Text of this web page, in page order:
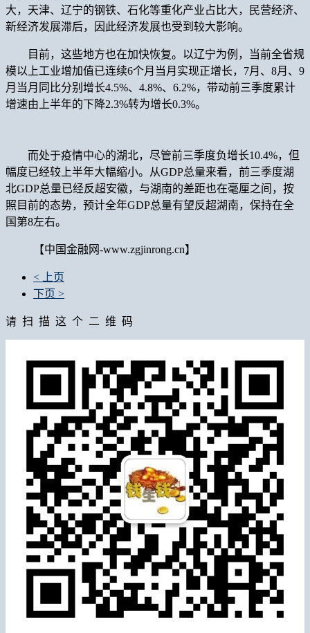
大，天津、辽宁的钢铁、石化等重化产业占比大，民营经济、
新经济发展滞后，因此经济发展也受到较大影响。
目前，这些地方也在加快恢复。以辽宁为例，当前全省规
模以上工业增加值已连续6个月当月实现正增长，7月、8月、9
月当月同比分别增长4.5%、4.8%、6.2%，带动前三季度累计
增速由上半年的下降2.3%转为增长0.3%。
而处于疫情中心的湖北，尽管前三季度负增长10.4%，但
幅度已经较上半年大幅缩小。从GDP总量来看，前三季度湖
北GDP总量已经反超安徽，与湖南的差距也在毫厘之间，按
照目前的态势，预计全年GDP总量有望反超湖南，保持在全
国第8左右。
【中国金融网-www.zgjinrong.cn】
< 上页
下页 >
请 扫 描 这 个 二 维 码